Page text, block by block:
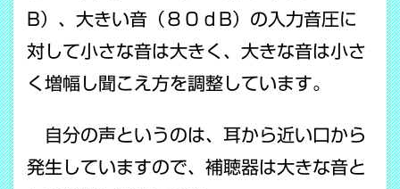
B）、大きい音（８０ｄB）の入力音圧に
対して小さな音は大きく、大きな音は小さ
く増幅し聞こえ方を調整しています。
自分の声というのは、耳から近い口から
発生していますので、補聴器は大きな音と